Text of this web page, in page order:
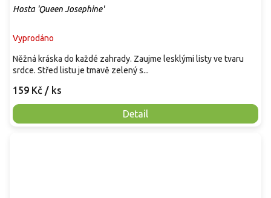
Hosta 'Queen Josephine'
Vyprodáno
159 Kč / ks
Detail
Něžná kráska do každé zahrady. Zaujme lesklými listy ve tvaru
srdce. Střed listu je tmavě zelený s...